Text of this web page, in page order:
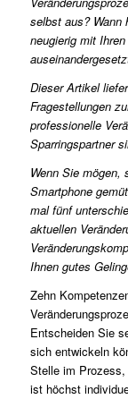
selbst aus? Wann
neugierig mit
Dieser Artikel
Fragestellungen
professionelle
Sparringspartner
Wenn Sie mögen,
Smartphone
mal fünf
aktuellen
Ihnen gutes
Zehn
Entscheiden Sie
sich entwickeln
Stelle im
ist höchst